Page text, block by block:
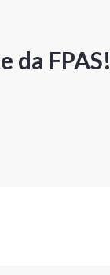
da FPAS!